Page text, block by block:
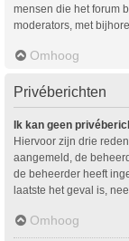
mensen die het forum
moderators, met
Omhoog
Privéberichten
Ik kan geen
Hiervoor zijn drie
aangemeld, de
de beheerder heeft
laatste het geval is,
Omhoog